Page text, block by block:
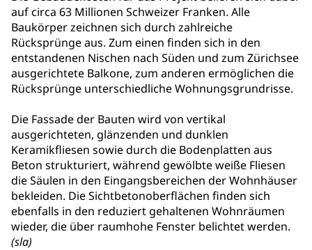
auf circa 63 Millionen Schweizer Franken. Alle
Baukörper zeichnen sich durch zahlreiche
Rücksprünge aus. Zum einen finden sich in den
entstandenen Nischen nach Süden und zum Zürichsee
ausgerichtete Balkone, zum anderen ermöglichen die
Rücksprünge unterschiedliche Wohnungsgrundrisse.
Die Fassade der Bauten wird von vertikal
ausgerichteten, glänzenden und dunklen
Keramikfliesen sowie durch die Bodenplatten aus
Beton strukturiert, während gewölbte weiße Fliesen
die Säulen in den Eingangsbereichen der Wohnhäuser
bekleiden. Die Sichtbetonoberflächen finden sich
ebenfalls in den reduziert gehaltenen Wohnräumen
wieder, die über raumhohe Fenster belichtet werden.
(sla)